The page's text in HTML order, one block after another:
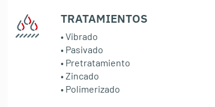
TRATAMIENTOS
• Vibrado
• Pasivado
• Pretratamiento
• Zincado
• Polimerizado